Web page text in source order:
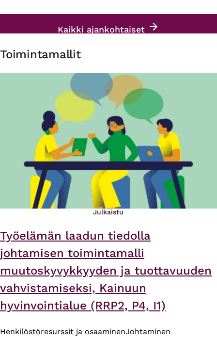
Kaikki ajankohtaiset
Toimintamallit
Julkaistu
Työelämän laadun tiedolla
johtamisen toimintamalli
muutoskyvykkyyden ja tuottavuuden
vahvistamiseksi, Kainuun
hyvinvointialue (RRP2, P4, I1)
Henkilöstöresurssit ja osaaminenJohtaminen